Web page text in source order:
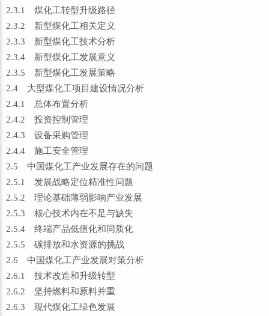
2.3.1 煤化工转型升级路径
2.3.2 新型煤化工相关定义
2.3.3 新型煤化工技术分析
2.3.4 新型煤化工发展意义
2.3.5 新型煤化工发展策略
2.4 大型煤化工项目建设情况分析
2.4.1 总体布置分析
2.4.2 投资控制管理
2.4.3 设备采购管理
2.4.4 施工安全管理
2.5 中国煤化工产业发展存在的问题
2.5.1 发展战略定位精准性问题
2.5.2 理论基础薄弱影响产业发展
2.5.3 核心技术内在不足与缺失
2.5.4 终端产品低值化和同质化
2.5.5 碳排放和水资源的挑战
2.6 中国煤化工产业发展对策分析
2.6.1 技术改造和升级转型
2.6.2 坚持燃料和原料并重
2.6.3 现代煤化工绿色发展